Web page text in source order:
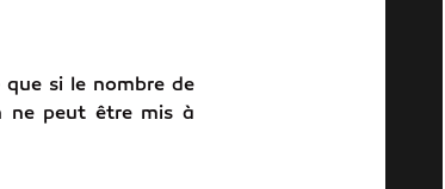
si le nombre de
ne peut être mis à